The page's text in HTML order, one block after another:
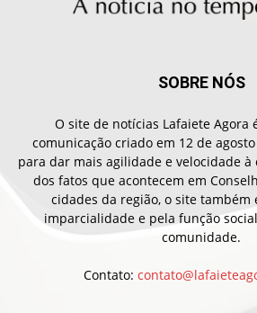
SOBRE NÓS
O site de notícias Lafaiete Agora
comunicação criado em 12 de
para dar mais agilidade e velocidade
dos fatos que acontecem em
cidades da região, o site também
imparcialidade e pela função
comunidade.
Contato: